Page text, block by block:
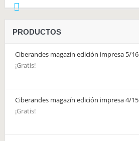
PRODUCTOS
Ciberandes magazín edición impresa 5/16
¡Gratis!
Ciberandes magazín edición impresa 4/15
¡Gratis!